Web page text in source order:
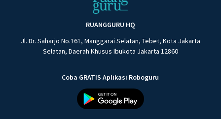
RUANGGURU HQ
Jl. Dr. Saharjo No.161, Manggarai Selatan, Tebet, Kota Jakarta
Selatan, Daerah Khusus Ibukota Jakarta 12860
Coba GRATIS Aplikasi Roboguru